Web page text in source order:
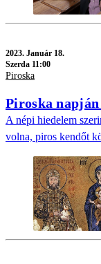
2023. Január 18.
Szerda 11:00
Piroska
Piroska
A népi hiedelem
volna, piros kendőt